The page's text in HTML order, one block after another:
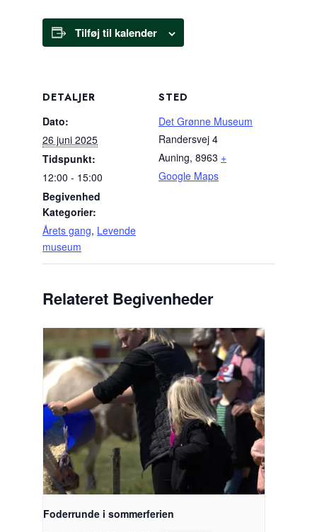
Tilføj til kalender
DETALJER
Dato:
26 juni 2025
Tidspunkt:
12:00 - 15:00
Begivenhed
Kategorier:
Årets gang, Levende
museum
STED
Det Grønne Museum
Randersvej 4
Auning, 8963 +
Google Maps
Relateret Begivenheder
Foderrunde i sommerferien